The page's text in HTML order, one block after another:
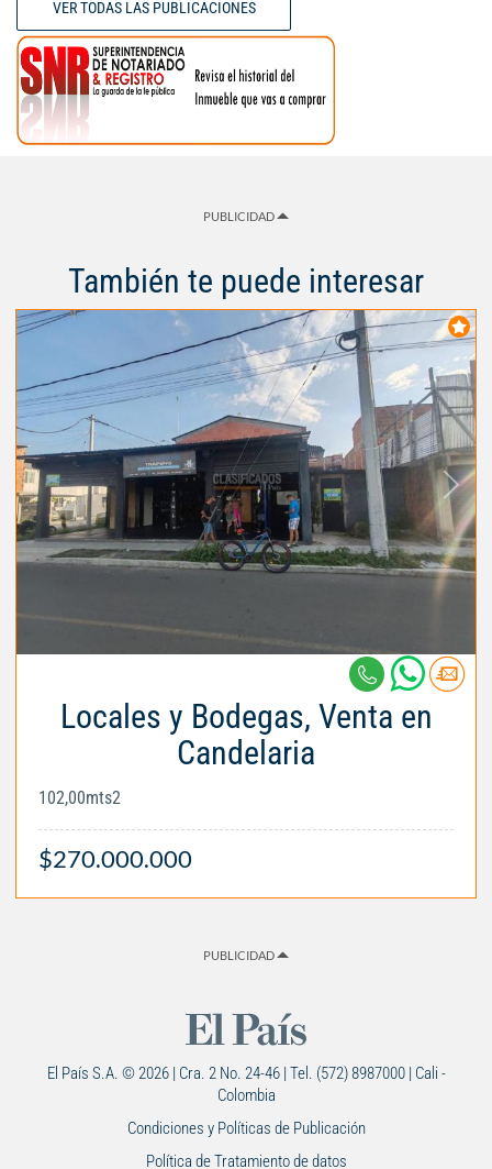
VER TODAS LAS PUBLICACIONES
PUBLICIDAD
También te puede interesar
Locales y Bodegas, Venta en
Candelaria
102,00mts2
$270.000.000
PUBLICIDAD
El País S.A. © 2026 | Cra. 2 No. 24-46 | Tel. (572) 8987000 | Cali -
Colombia
Condiciones y Políticas de Publicación
Política de Tratamiento de datos